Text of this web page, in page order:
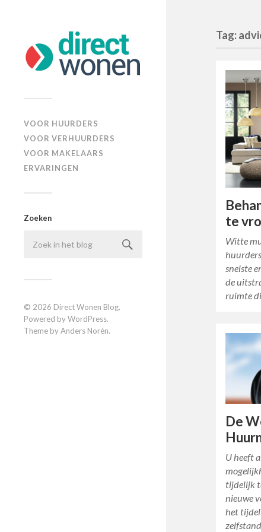
VOOR HUURDERS
VOOR VERHUURDERS
VOOR MAKELAARS
ERVARINGEN
Zoeken
© 2026 Direct Wonen Blog.
Powered byWordPress.
Theme byAnders Norén.
Tag:
te
Witte
snelste
de
ruimte
De
U heeft
tijdelijk
nieuwe
het